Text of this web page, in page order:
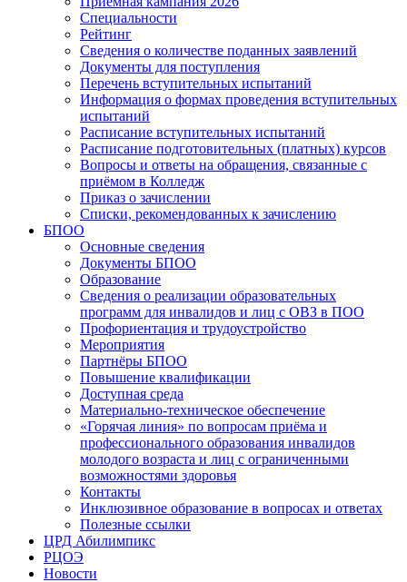
Специальности
Рейтинг
Сведения о количестве поданных заявлений
Документы для поступления
Перечень вступительных испытаний
Информация о формах проведения вступительных
испытаний
Расписание вступительных испытаний
Расписание подготовительных (платных) курсов
Вопросы и ответы на обращения, связанные с
приёмом в Колледж
Приказ о зачислении
Списки, рекомендованных к зачислению
БПОО
Основные сведения
Документы БПОО
Образование
Сведения о реализации образовательных
программ для инвалидов и лиц с ОВЗ в ПОО
Профориентация и трудоустройство
Мероприятия
Партнёры БПОО
Повышение квалификации
Доступная среда
Материально-техническое обеспечение
«Горячая линия» по вопросам приёма и
профессионального образования инвалидов
молодого возраста и лиц с ограниченными
возможностями здоровья
Контакты
Инклюзивное образование в вопросах и ответах
Полезные ссылки
ЦРД Абилимпикс
РЦОЭ
Новости